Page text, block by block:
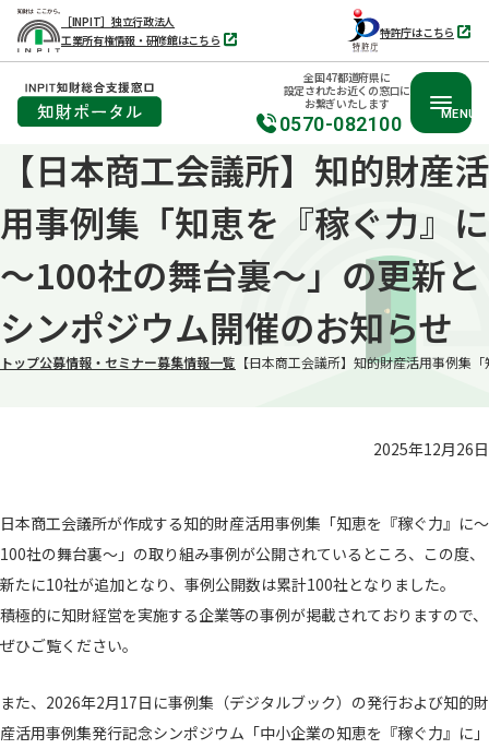
へ
動
［INPIT］独立行政法人
工業所有権情報・研修館はこちら
別
タ
特許庁はこちら
別
タ
ブ
く
全国47都道府県に
設定されたお近くの窓口に
お繋ぎいたします
0570-082100 MENU
【日本商工会議所】知的財産活
用事例集「知恵を『稼ぐ力』に
～100社の舞台裏～」の更新と
シンポジウム開催のお知らせ
トップ公募情報・セミナー募集情報一覧 【日本商工会議所】知的財産活用事例集
2025年12月26日
日本商工会議所が作成する知的財産活用事例集「知恵を『稼ぐ力』に～
100社の舞台裏～」の取り組み事例が公開されているところ、この度、
新たに10社が追加となり、事例公開数は累計100社となりました。
積極的に知財経営を実施する企業等の事例が掲載されておりますので、
ぜひご覧ください。
また、2026年2月17日に事例集（デジタルブック）の発行および知的財
産活用事例集発行記念シンポジウム「中小企業の知恵を『稼ぐ力』に」